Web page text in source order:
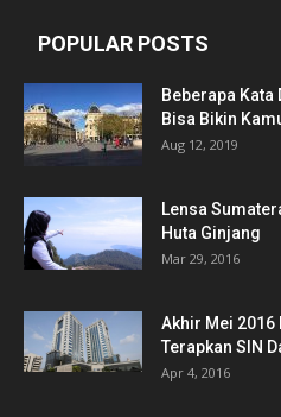
POPULAR POSTS
Beberapa
Bisa Bikin
Aug 12, 2019
Lensa
Huta Ginjang
Mar 29, 2016
Akhir Mei 2016
Terapkan SIN
Apr 4, 2016